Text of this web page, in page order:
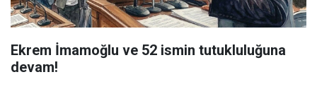
Ekrem İmamoğlu ve 52 ismin tutukluluğuna
devam!